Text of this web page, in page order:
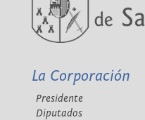
La Corporación
Presidente
Diputados